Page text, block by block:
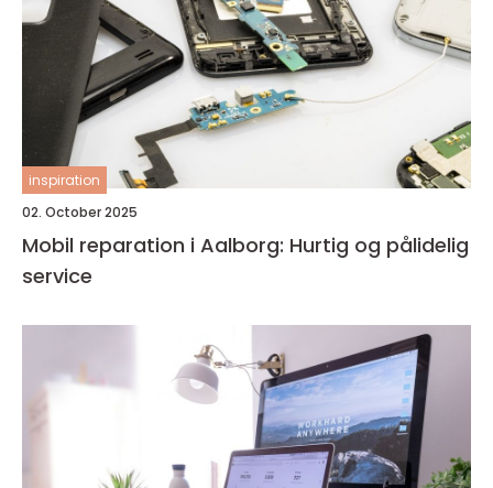
inspiration
02. October 2025
Mobil reparation i Aalborg: Hurtig og pålidelig
service